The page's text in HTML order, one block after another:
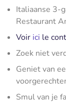
Italiaanse 3-
Restaurant
Voir ici le
Zoek niet
Geniet van
Smul van je